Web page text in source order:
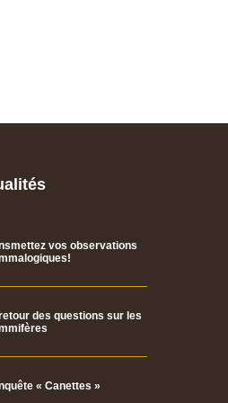
vos observations
des questions sur les
« Canettes »